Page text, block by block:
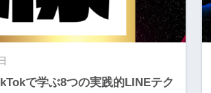
で学ぶ8つの実践的LINEテク